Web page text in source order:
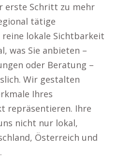
erste Schritt zu mehr
tätige
lokale Sichtbarkeit
was Sie anbieten –
oder Beratung –
Wir gestalten
Ihres
repräsentieren. Ihre
nicht nur lokal,
Österreich und